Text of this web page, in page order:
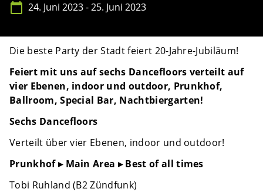
24. Juni 2023 - 25. Juni 2023
Die beste Party der Stadt feiert 20-Jahre-Jubiläum!
Feiert mit uns auf sechs Dancefloors verteilt auf
vier Ebenen, indoor und outdoor, Prunkhof,
Ballroom, Special Bar, Nachtbiergarten!
Sechs Dancefloors
Verteilt über vier Ebenen, indoor und outdoor!
Prunkhof ▸ Main Area ▸ Best of all times
Tobi Ruhland (B2 Zündfunk)